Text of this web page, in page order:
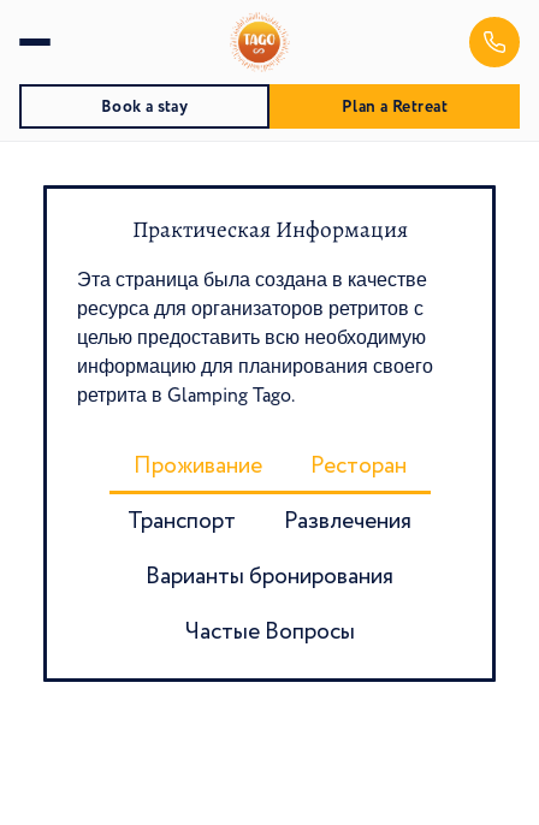
Book a stay Plan a Retreat
Практическая Информация
Эта страница была создана в качестве
ресурса для организаторов ретритов с
целью предоставить всю необходимую
информацию для планирования своего
ретрита в Glamping Tago.
Проживание
Ресторан
Транспорт
Развлечения
Варианты бронирования
Частые Вопросы